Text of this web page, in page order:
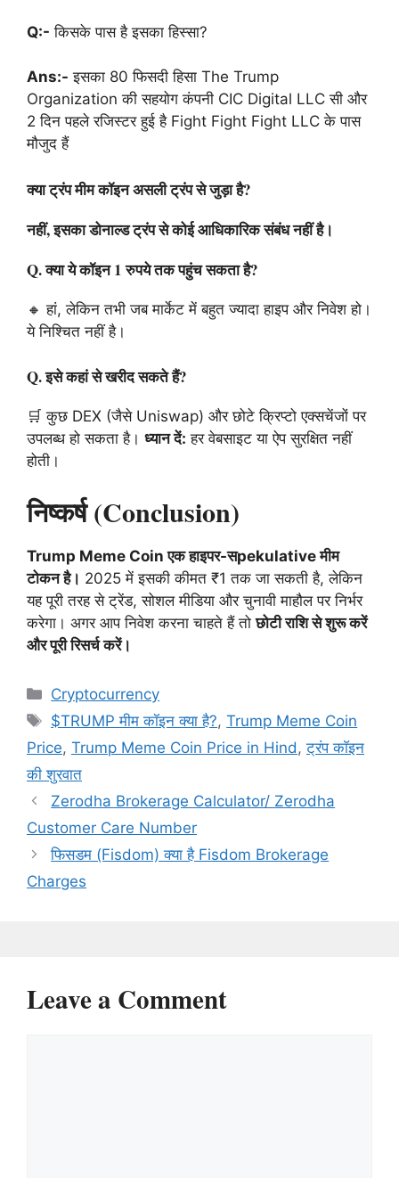
Q:- किसके पास है इसका हिस्सा?
Ans:- इसका 80 फिसदी हिसा The Trump
Organization की सहयोग कंपनी CIC Digital LLC सी और
2 दिन पहले रजिस्टर हुई है Fight Fight Fight LLC के पास
मौजुद हैं
क्या ट्रंप मीम कॉइन असली ट्रंप से जुड़ा है?
नहीं, इसका डोनाल्ड ट्रंप से कोई आधिकारिक संबंध नहीं है।
Q. क्या ये कॉइन 1 रुपये तक पहुंच सकता है?
🔸 हां, लेकिन तभी जब मार्केट में बहुत ज्यादा हाइप और निवेश हो।
ये निश्चित नहीं है।
Q. इसे कहां से खरीद सकते हैं?
🛒 कुछ DEX (जैसे Uniswap) और छोटे क्रिप्टो एक्सचेंजों पर
उपलब्ध हो सकता है। ध्यान दें: हर वेबसाइट या ऐप सुरक्षित नहीं
होती।
निष्कर्ष (Conclusion)
Trump Meme Coin एक हाइपर-सpekulative मीम
टोकन है। 2025 में इसकी कीमत ₹1 तक जा सकती है, लेकिन
यह पूरी तरह से ट्रेंड, सोशल मीडिया और चुनावी माहौल पर निर्भर
करेगा। अगर आप निवेश करना चाहते हैं तोछोटी राशि से शुरू करें
और पूरी रिसर्च करें।
Categories
Cryptocurrency
Tags
$TRUMP मीम कॉइन क्या है?,Trump Meme Coin
Price, Trump Meme Coin Price in Hind,ट्रंप काॅइन
की शुरवात
Zerodha Brokerage Calculator/ Zerodha
Customer Care Number
फिसडम (Fisdom) क्या है Fisdom Brokerage
Charges
Leave a Comment